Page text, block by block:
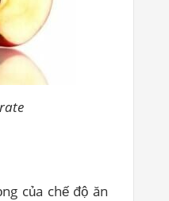
của chế độ ăn